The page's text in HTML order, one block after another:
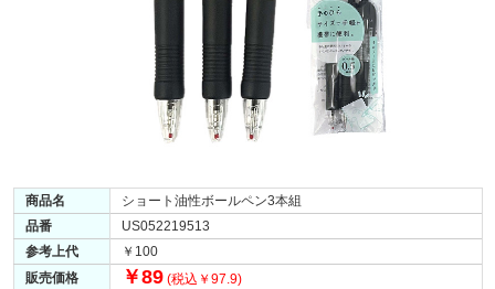
商品名
ショート油性ボールペン3本組
品番
US052219513
参考上代
￥100
販売価格
￥89 (税込￥97.9)